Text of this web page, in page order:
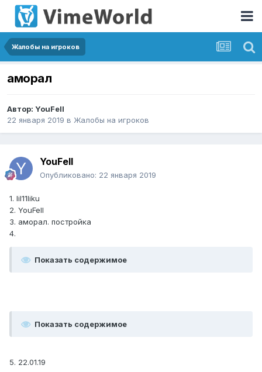
Жалобы на игроков
аморал
Автор: YouFell
22 января 2019 в Жалобы на игроков
YouFell
Опубликовано: 22 января 2019
1. lil11liku
2. YouFell
3. аморал. постройка
4.
Показать содержимое
Показать содержимое
5. 22.01.19